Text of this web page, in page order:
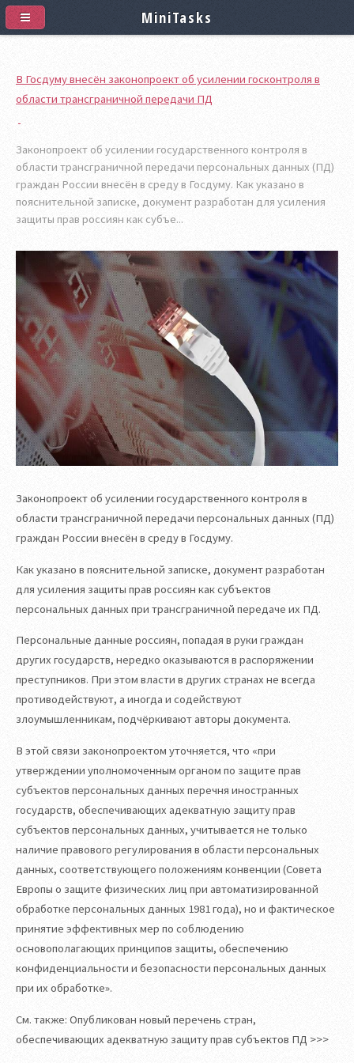
В Госдуму внесён законопроект об усилении госконтроля в
области трансграничной передачи ПД
Законопроект об усилении государственного контроля в
области трансграничной передачи персональных данных (ПД)
граждан России внесён в среду в Госдуму. Как указано в
пояснительной записке, документ разработан для усиления
защиты прав россиян как субъе...
Законопроект об усилении государственного контроля в
области трансграничной передачи персональных данных (ПД)
граждан России внесён в среду в Госдуму.
Как указано в пояснительной записке, документ разработан
для усиления защиты прав россиян как субъектов
персональных данных при трансграничной передаче их ПД.
Персональные данные россиян, попадая в руки граждан
других государств, нередко оказываются в распоряжении
преступников. При этом власти в других странах не всегда
противодействуют, а иногда и содействуют
злоумышленникам, подчёркивают авторы документа.
В этой связи законопроектом уточняется, что «при
утверждении уполномоченным органом по защите прав
субъектов персональных данных перечня иностранных
государств, обеспечивающих адекватную защиту прав
субъектов персональных данных, учитывается не только
наличие правового регулирования в области персональных
данных, соответствующего положениям конвенции (Совета
Европы о защите физических лиц при автоматизированной
обработке персональных данных 1981 года), но и фактическое
принятие эффективных мер по соблюдению
основополагающих принципов защиты, обеспечению
конфиденциальности и безопасности персональных данных
при их обработке».
См. также: Опубликован новый перечень стран,
обеспечивающих адекватную защиту прав субъектов ПД >>>
MiniTasks